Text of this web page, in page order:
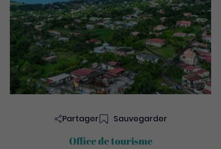
Partager Sauvegarder
Office de tourisme